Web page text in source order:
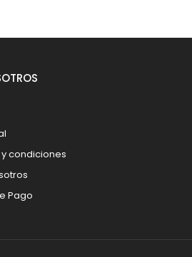
condiciones
Pago